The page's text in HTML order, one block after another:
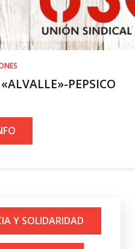
PEPSICO
Y SOLIDARIDAD